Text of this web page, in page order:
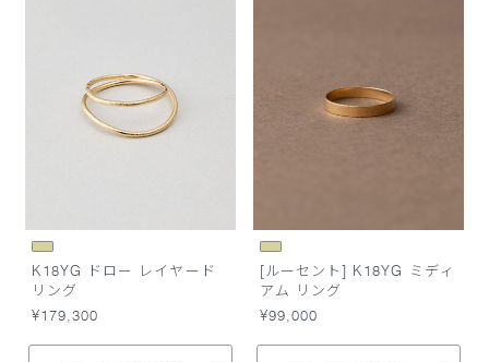
K18YG ドロー レイヤード
リング
¥179,300
[ルーセント] K18YG ミディ
アム リング
¥99,000